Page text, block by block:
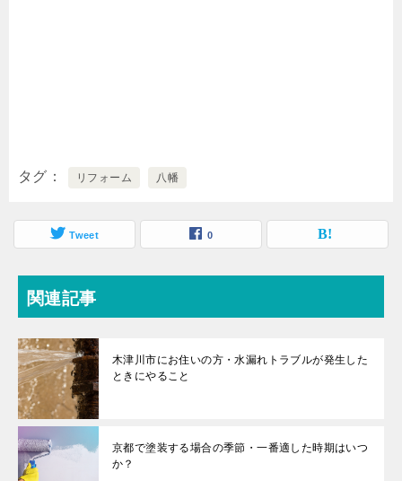
タグ リフォーム 八幡
Tweet 0
関連記事
木津川市にお住いの方・水漏れトラブルが発生した
ときにやること
京都で塗装する場合の季節・一番適した時期はいつ
か？